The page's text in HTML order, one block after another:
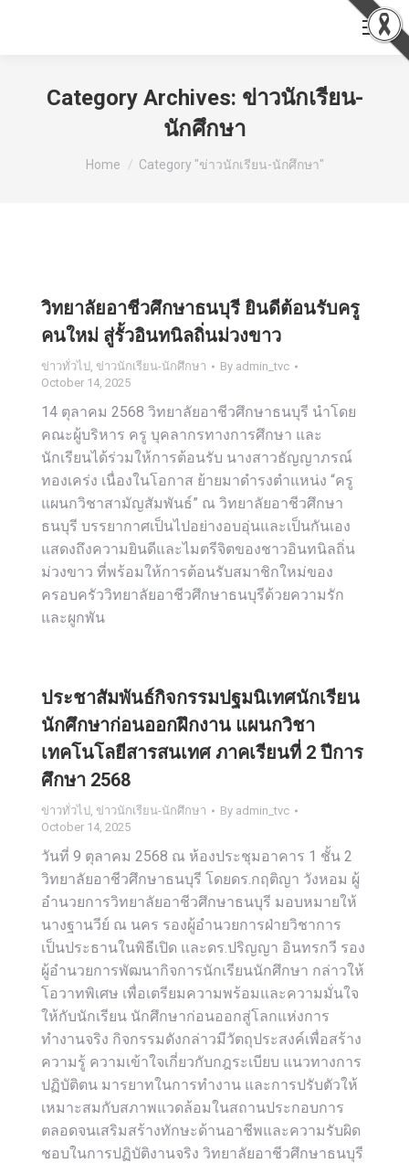
Category Archives: ข่าวนักเรียน-
นักศึกษา
You are here:
Home Category "ข่าวนักเรียน-นักศึกษา"
วิทยาลัยอาชีวศึกษาธนบุรี ยินดีต้อนรับครู
คนใหม่ สู่รั้วอินทนิลถิ่นม่วงขาว
ข่าวทั่วไป, ข่าวนักเรียน-นักศึกษา By admin_tvc
October 14, 2025
14 ตุลาคม 2568 วิทยาลัยอาชีวศึกษาธนบุรี นำโดย
คณะผู้บริหาร ครู บุคลากรทางการศึกษา และ
นักเรียนได้ร่วมให้การต้อนรับ นางสาวธัญญาภรณ์
ทองเคร่ง เนื่องในโอกาส ย้ายมาดำรงตำแหน่ง “ครู
แผนกวิชาสามัญสัมพันธ์” ณ วิทยาลัยอาชีวศึกษา
ธนบุรี บรรยากาศเป็นไปอย่างอบอุ่นและเป็นกันเอง
แสดงถึงความยินดีและไมตรีจิตของชาวอินทนิลถิ่น
ม่วงขาว ที่พร้อมให้การต้อนรับสมาชิกใหม่ของ
ครอบครัววิทยาลัยอาชีวศึกษาธนบุรีด้วยความรัก
และผูกพัน
ประชาสัมพันธ์กิจกรรมปฐมนิเทศนักเรียน
นักศึกษาก่อนออกฝึกงาน แผนกวิชา
เทคโนโลยีสารสนเทศ ภาคเรียนที่ 2 ปีการ
ศึกษา 2568
ข่าวทั่วไป, ข่าวนักเรียน-นักศึกษา By admin_tvc
October 14, 2025
วันที่ 9 ตุลาคม 2568 ณ ห้องประชุมอาคาร 1 ชั้น 2
วิทยาลัยอาชีวศึกษาธนบุรี โดยดร.กฤติญา วังหอม ผู้
อำนวยการวิทยาลัยอาชีวศึกษาธนบุรี มอบหมายให้
นางฐานวีย์ ณ นคร รองผู้อำนวยการฝ่ายวิชาการ
เป็นประธานในพิธีเปิด และดร.ปริญญา อินทรกวี รอง
ผู้อำนวยการพัฒนากิจการนักเรียนนักศึกษา กล่าวให้
โอวาทพิเศษ เพื่อเตรียมความพร้อมและความมั่นใจ
ให้กับนักเรียน นักศึกษาก่อนออกสู่โลกแห่งการ
ทำงานจริง กิจกรรมดังกล่าวมีวัตถุประสงค์เพื่อสร้าง
ความรู้ ความเข้าใจเกี่ยวกับกฎระเบียบ แนวทางการ
ปฏิบัติตน มารยาทในการทำงาน และการปรับตัวให้
เหมาะสมกับสภาพแวดล้อมในสถานประกอบการ
ตลอดจนเสริมสร้างทักษะด้านอาชีพและความรับผิด
ชอบในการปฏิบัติงานจริง วิทยาลัยอาชีวศึกษาธนบุรี